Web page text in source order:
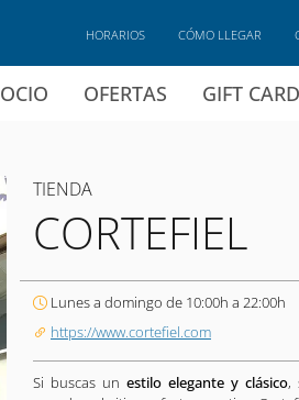
OCIO OFERTAS GIFT CARD
HORARIOS CÓMO LLEGAR
TIENDA
CORTEFIEL
Lunes a domingo de 10:00h a 22:00h
https://www.cortefiel.com
Si buscas unestilo elegante y clásico,